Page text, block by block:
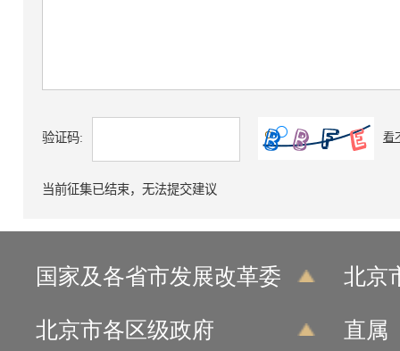
国家及各省市发展改革委 北京
北京市各区级政府 直属